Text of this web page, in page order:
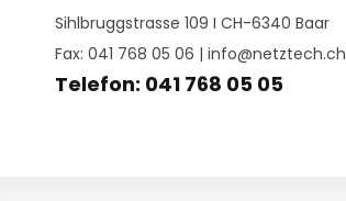
Sihlbruggstrasse 109 I CH-6340 Baar
Fax: 041 768 05 06 | info@netztech.ch
Telefon: 041 768 05 05